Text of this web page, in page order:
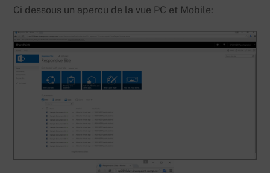
Ci dessous un apercu de la vue PC et Mobile: